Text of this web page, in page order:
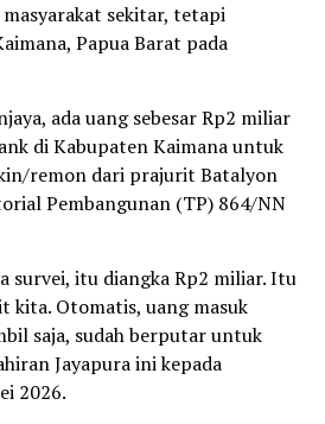
sekitar, tetapi
Papua Barat pada
ada uang sebesar Rp2 miliar
di Kabupaten Kaimana untuk
remon dari prajurit Batalyon
Pembangunan (TP) 864/NN
survei, itu diangka Rp2 miliar. Itu
kita. Otomatis, uang masuk
saja, sudah berputar untuk
Jayapura ini kepada
2026.